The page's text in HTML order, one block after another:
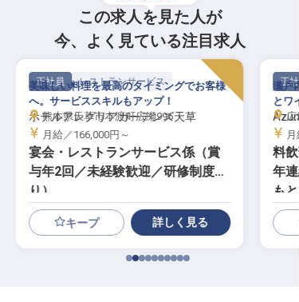
この求人を見た人が
今、よく見ている注目求人
正社員 レストランサービス
ホテルアレグリアガーデンズ天草
宴会・レストランサービス係（賞
与年2回／未経験歓迎／研修制度あ
り）
美味しい料理を最高のタイミングでお客様
へ。サービススキルもアップ！
熊本県天草市本渡町広瀬996
月給／166,000円～
キープ 詳しく見る
正社
料
年
も
・I
瀬戸
とワ
広